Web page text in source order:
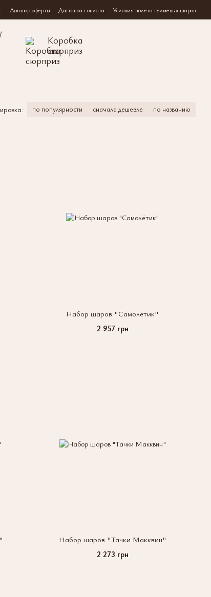
Договор оферты Доставка і оплата Условия полета гелиевых шаров
Коробка
сюрприз
по популярности сначала дешевле по названию
Набор шаров "Самолётик"
2 957 грн
Набор шаров "Тачки Макквин"
2 273 грн